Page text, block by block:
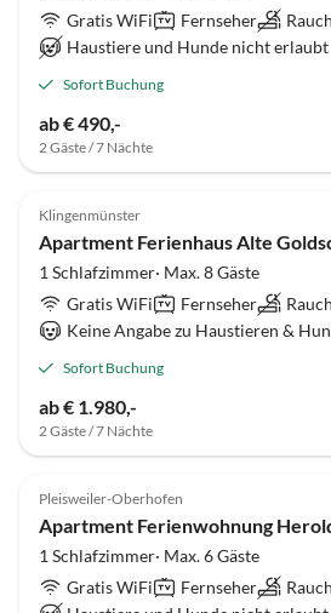
Gratis WiFi
Fernseher
Haustiere und Hunde nicht erlaubt
Sofort Buchung
ab € 490,-
2 Gäste / 7 Nächte
Klingenmünster
Apartment Ferienhaus Alte
1 Schlafzimmer· Max. 8 Gäste
Gratis WiFi
Fernseher
Keine Angabe zu Haustieren &
Sofort Buchung
ab € 1.980,-
2 Gäste / 7 Nächte
Pleisweiler-Oberhofen
Apartment Ferienwohnung
1 Schlafzimmer· Max. 6 Gäste
Gratis WiFi
Fernseher